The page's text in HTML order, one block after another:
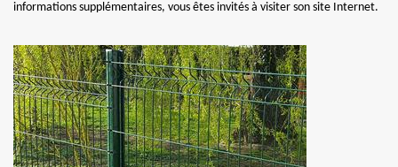
informations supplémentaires, vous êtes invités à visiter son site Internet.